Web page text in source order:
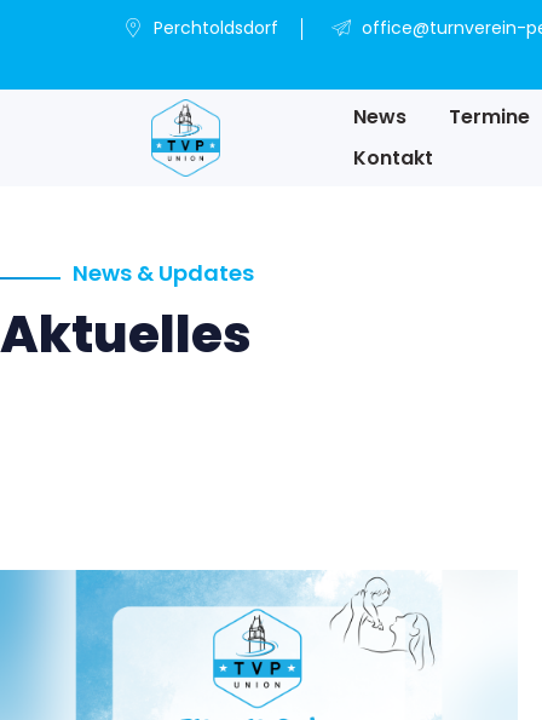
Perchtoldsdorf
office@turnverein-
News Termine
Kontakt
News & Updates
Aktuelles